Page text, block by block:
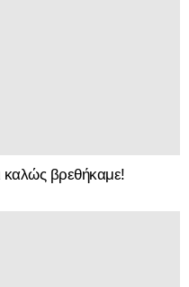
καλώς βρεθήκαμε!